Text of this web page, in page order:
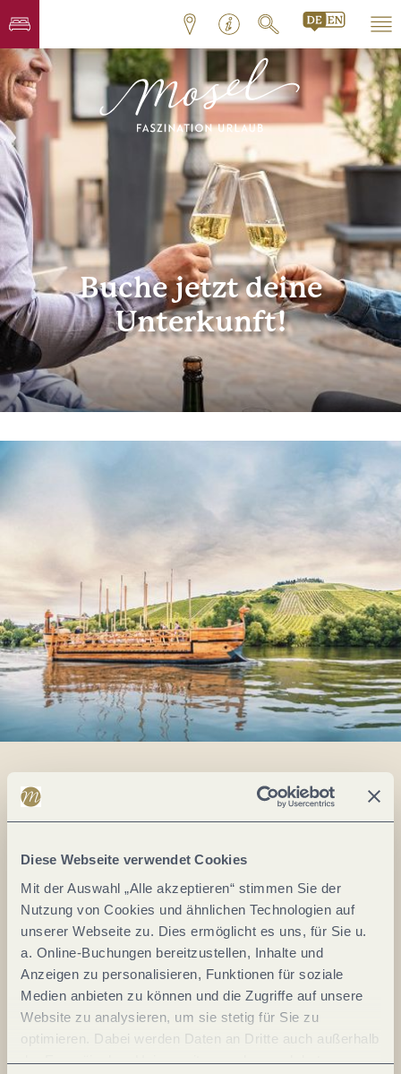
Diese Webseite verwendet Cookies
Mit der Auswahl „Alle akzeptieren“ stimmen Sie der
Nutzung von Cookies und ähnlichen Technologien auf
unserer Webseite zu. Dies ermöglicht es uns, für Sie u.
a. Online-Buchungen bereitzustellen, Inhalte und
Anzeigen zu personalisieren, Funktionen für soziale
Medien anbieten zu können und die Zugriffe auf unsere
Website zu analysieren, um sie stetig für Sie zu
optimieren. Dabei werden Daten an Dritte auch außerhalb
der Europäischen Union weitergegeben und dort
Buche jetzt deine
Unterkunft!
Alles im Fluss...
Mosel im Abo: Mit unserem Newsletter
Ihre
E-
Mail-
Adresse:
*
Ich erkläre mich mit der
Datenschutzerklärung